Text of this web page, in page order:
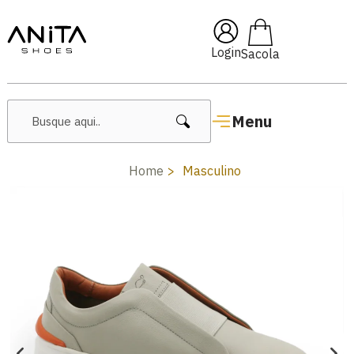
Login
Menu
Pai10
Home Masculino